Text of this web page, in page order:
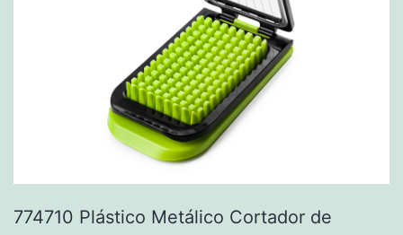
774710 Plástico Metálico Cortador de